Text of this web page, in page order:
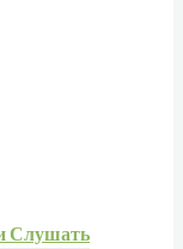
Слушать